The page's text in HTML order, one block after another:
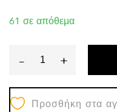
61 σε απόθεμα
-
ΕΠΙΤΡΑΠΕΖΙΟ
ΚΕΡΑΜΙΚΟ
ΔΙΑΚΟΣΜΗΤΙΚΟ
+
Προσθήκη στα